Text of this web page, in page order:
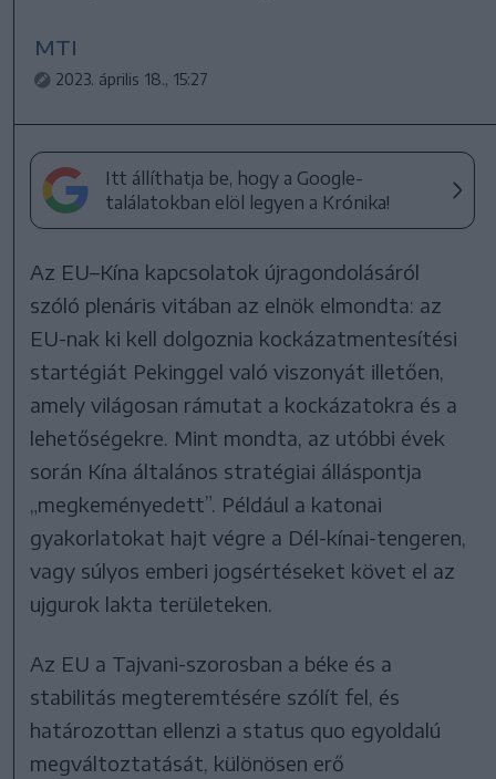
MTI
2023. április 18., 15:27
Itt állíthatja be, hogy a Google-
találatokban elöl legyen a Krónika!
Az EU–Kína kapcsolatok újragondolásáról
szóló plenáris vitában az elnök elmondta: az
EU-nak ki kell dolgoznia kockázatmentesítési
startégiát Pekinggel való viszonyát illetően,
amely világosan rámutat a kockázatokra és a
lehetőségekre. Mint mondta, az utóbbi évek
során Kína általános stratégiai álláspontja
„megkeményedett”. Például a katonai
gyakorlatokat hajt végre a Dél-kínai-tengeren,
vagy súlyos emberi jogsértéseket követ el az
ujgurok lakta területeken.
Az EU a Tajvani-szorosban a béke és a
stabilitás megteremtésére szólít fel, és
határozottan ellenzi a status quo egyoldalú
megváltoztatását, különösen erő